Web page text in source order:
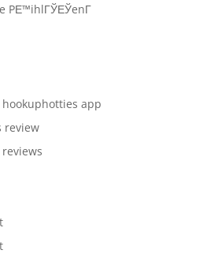
PЕ™ihlГЎЕЎenГ­
app
review